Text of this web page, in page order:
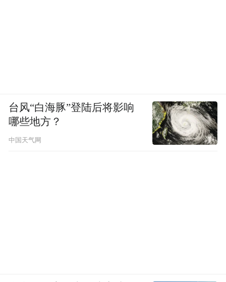
台风“白海豚”登陆后将影响
哪些地方？
中国天气网